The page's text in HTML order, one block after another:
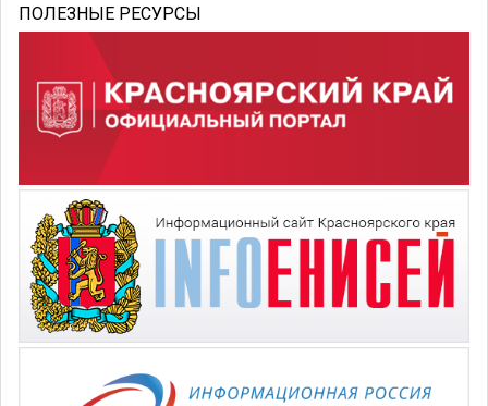
ПОЛЕЗНЫЕ РЕСУРСЫ